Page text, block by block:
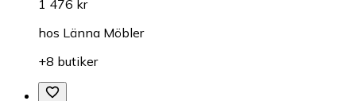
1 476 kr
hos Länna Möbler
+8 butiker